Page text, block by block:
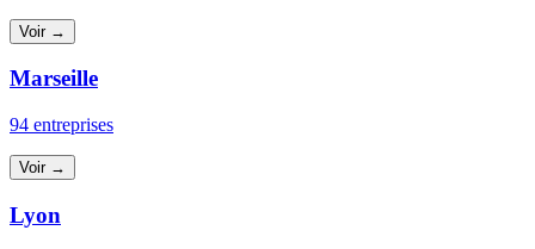
Voir →
Marseille
94 entreprises
Voir →
Lyon